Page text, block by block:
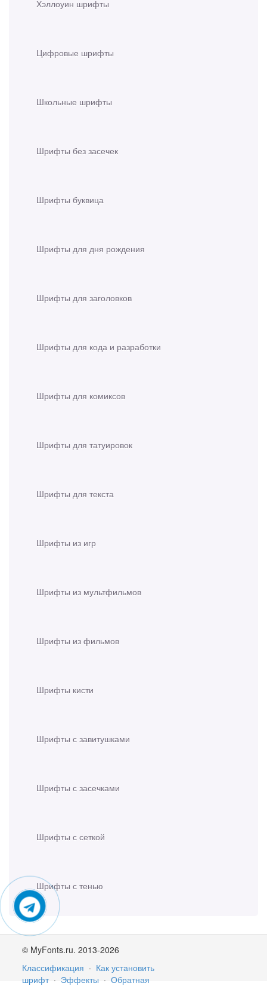
Хэллоуин шрифты
Цифровые шрифты
Школьные шрифты
Шрифты без засечек
Шрифты буквица
Шрифты для дня рождения
Шрифты для заголовков
Шрифты для кода и разработки
Шрифты для комиксов
Шрифты для татуировок
Шрифты для текста
Шрифты из игр
Шрифты из мультфильмов
Шрифты из фильмов
Шрифты кисти
Шрифты с завитушками
Шрифты с засечками
Шрифты с сеткой
Шрифты с тенью
© MyFonts.ru. 2013-2026
Классификация · Как установить
шрифт · Эффекты · Обратная